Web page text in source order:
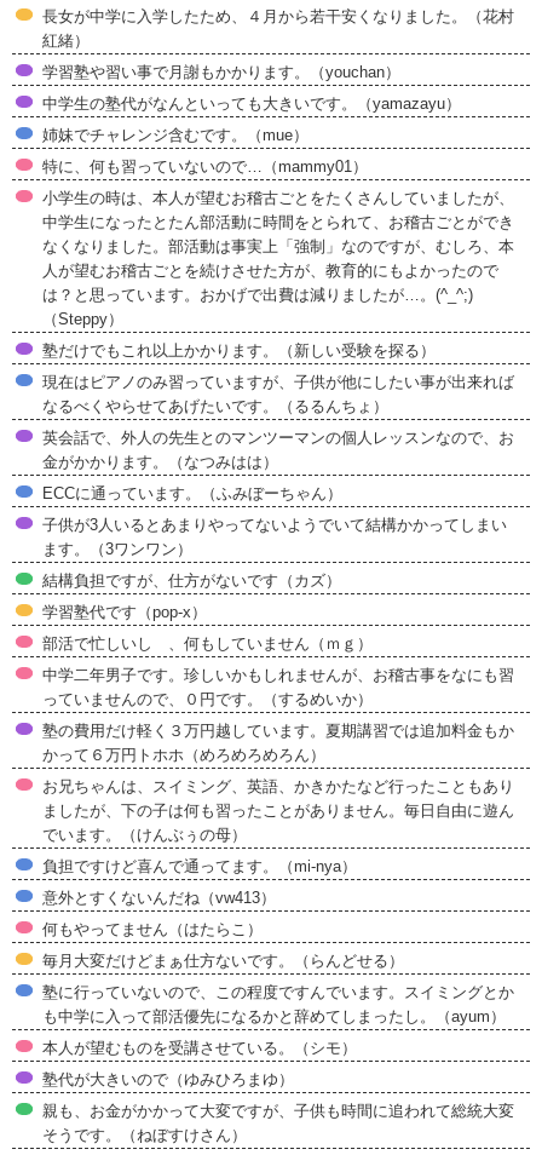
長女が中学に入学したため、４月から若干安くなりました。（花村
紅緒）
学習塾や習い事で月謝もかかります。（youchan）
中学生の塾代がなんといっても大きいです。（yamazayu）
姉妹でチャレンジ含むです。（mue）
特に、何も習っていないので…（mammy01）
小学生の時は、本人が望むお稽古ごとをたくさんしていましたが、
中学生になったとたん部活動に時間をとられて、お稽古ごとができ
なくなりました。部活動は事実上「強制」なのですが、むしろ、本
人が望むお稽古ごとを続けさせた方が、教育的にもよかったので
は？と思っています。おかげで出費は減りましたが…。(^_^;)
（Steppy）
塾だけでもこれ以上かかります。（新しい受験を探る）
現在はピアノのみ習っていますが、子供が他にしたい事が出来れば
なるべくやらせてあげたいです。（るるんちょ）
英会話で、外人の先生とのマンツーマンの個人レッスンなので、お
金がかかります。（なつみはは）
ECCに通っています。（ふみぼーちゃん）
子供が3人いるとあまりやってないようでいて結構かかってしまい
ます。（3ワンワン）
結構負担ですが、仕方がないです（カズ）
学習塾代です（pop-x）
部活で忙しいし 、何もしていません（ｍｇ）
中学二年男子です。珍しいかもしれませんが、お稽古事をなにも習
っていませんので、０円です。（するめいか）
塾の費用だけ軽く３万円越しています。夏期講習では追加料金もか
かって６万円トホホ（めろめろめろん）
お兄ちゃんは、スイミング、英語、かきかたなど行ったこともあり
ましたが、下の子は何も習ったことがありません。毎日自由に遊ん
でいます。（けんぶぅの母）
負担ですけど喜んで通ってます。（mi-nya）
意外とすくないんだね（vw413）
何もやってません（はたらこ）
毎月大変だけどまぁ仕方ないです。（らんどせる）
塾に行っていないので、この程度ですんでいます。スイミングとか
も中学に入って部活優先になるかと辞めてしまったし。（ayum）
本人が望むものを受講させている。（シモ）
塾代が大きいので（ゆみひろまゆ）
親も、お金がかかって大変ですが、子供も時間に追われて総統大変
そうです。（ねぼすけさん）